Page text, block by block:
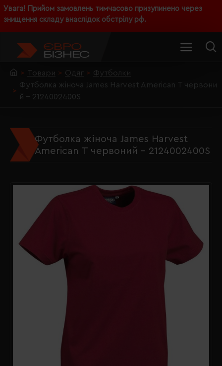
Увага! Прийом замовлень тимчасово призупинено через
знищення складу внаслідок обстрілу рф.
Товари Одяг
Футболки
Футболка жіноча James Harvest American Т червони
й - 2124002400S
Футболка жіноча James Harvest
American Т червоний - 2124002400S